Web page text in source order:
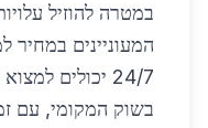
במטרה להוזיל
המעוניינים במחיר
24/7 יכולים
בשוק המקומי, עם